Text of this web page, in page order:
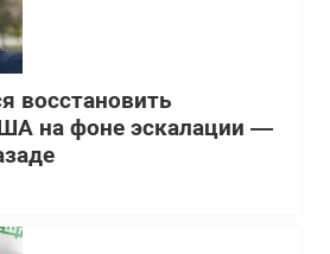
восстановить
на фоне эскалации —